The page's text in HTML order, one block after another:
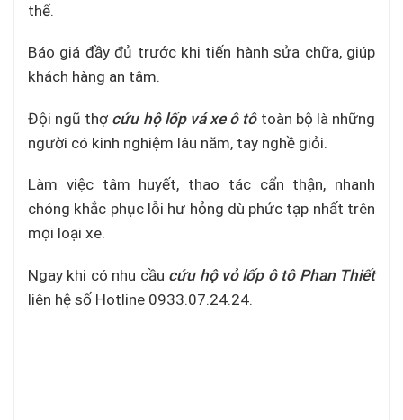
thể.
Báo giá đầy đủ trước khi tiến hành sửa chữa, giúp
khách hàng an tâm.
Đội ngũ thợ cứu hộ lốp vá xe ô tô toàn bộ là những
người có kinh nghiệm lâu năm, tay nghề giỏi.
Làm việc tâm huyết, thao tác cẩn thận, nhanh
chóng khắc phục lỗi hư hỏng dù phức tạp nhất trên
mọi loại xe.
Ngay khi có nhu cầu cứu hộ vỏ lốp ô tô Phan Thiết
liên hệ số Hotline 0933.07.24.24.